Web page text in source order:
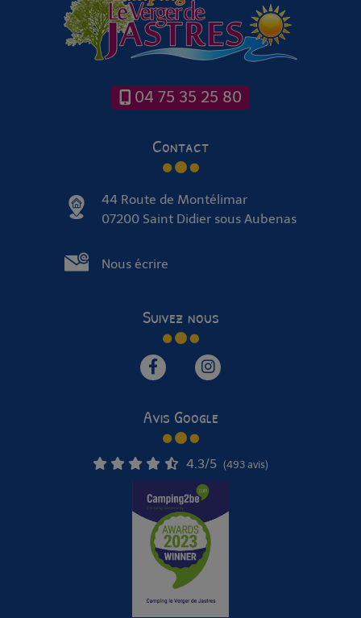
04 75 35 25 80
Contact
44 Route de Montélimar
07200 Saint Didier sous Aubenas
Nous écrire
Suivez nous
Avis Google
4.3/5 (493 avis)